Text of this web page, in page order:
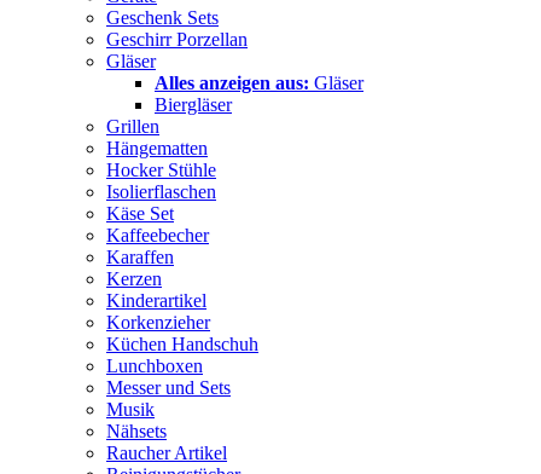
Geschenk Sets
Geschirr Porzellan
Gläser
Alles anzeigen aus: Gläser
Biergläser
Grillen
Hängematten
Hocker Stühle
Isolierflaschen
Käse Set
Kaffeebecher
Karaffen
Kerzen
Kinderartikel
Korkenzieher
Küchen Handschuh
Lunchboxen
Messer und Sets
Musik
Nähsets
Raucher Artikel